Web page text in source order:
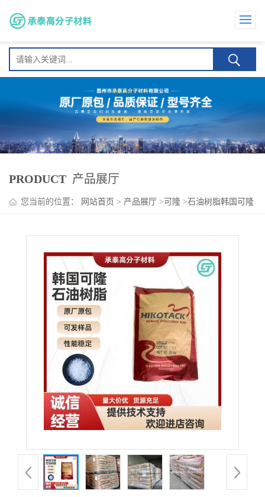
PRODUCT 产品展厅
您当前的位置： 网站首页 > 产品展厅 > 可隆 >石油树脂韩国可隆